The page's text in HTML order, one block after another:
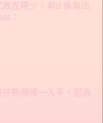
左唔少，有d 係無出
：
熱我唯一入手，因為